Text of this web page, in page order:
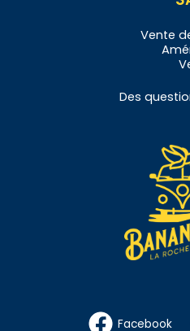
Vente
Des
Facebook